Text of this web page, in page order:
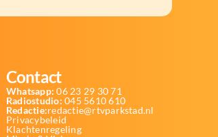
Contact
Whatsapp: 06 23 29 30 71
Radiostudio: 045 5610 610
Redactie:redactie@rtvparkstad.nl
Privacybeleid
Klachtenregeling